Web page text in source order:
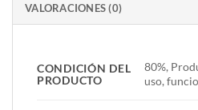
VALORACIONES (0)
CONDICIÓN DEL
PRODUCTO
80%,
uso,